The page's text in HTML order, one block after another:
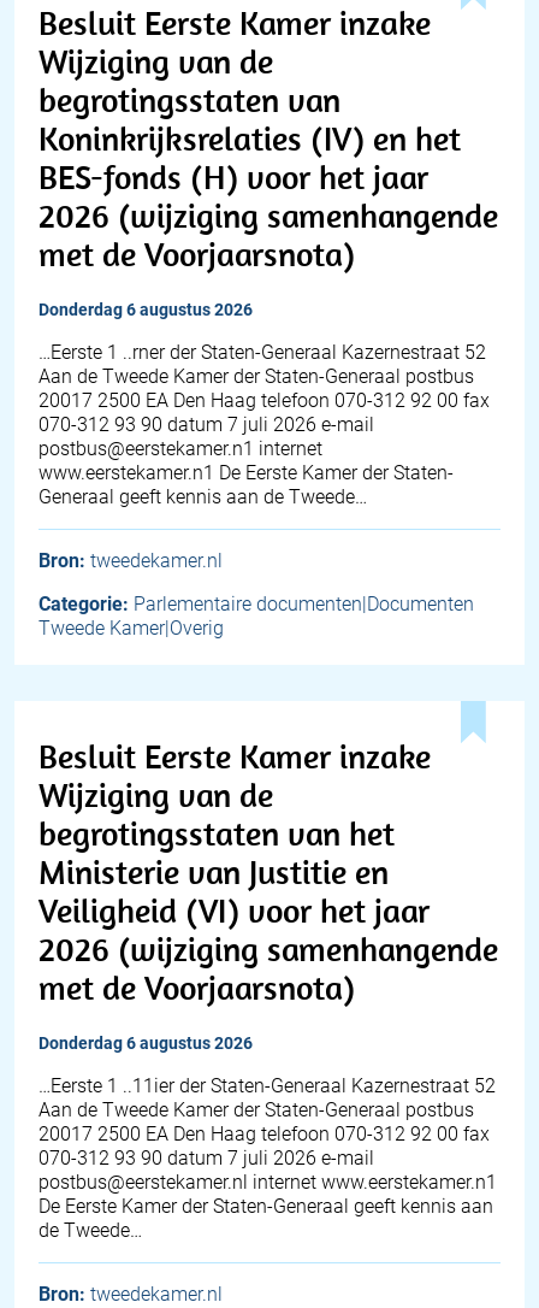
Besluit Eerste Kamer inzake
Wijziging van de
begrotingsstaten van
Koninkrijksrelaties (IV) en het
BES-fonds (H) voor het jaar
2026 (wijziging samenhangende
met de Voorjaarsnota)
donderdag 6 augustus 2026
…Eerste 1 ..rner der Staten-Generaal Kazernestraat 52
Aan de Tweede Kamer der Staten-Generaal postbus
20017 2500 EA Den Haag telefoon 070-312 92 00 fax
070-312 93 90 datum 7 juli 2026 e-mail
postbus@eerstekamer.n1 internet
www.eerstekamer.n1 De Eerste Kamer der Staten-
Generaal geeft kennis aan de Tweede…
Bron: tweedekamer.nl
Categorie: Parlementaire documenten|Documenten
Tweede Kamer|Overig
Besluit Eerste Kamer inzake
Wijziging van de
begrotingsstaten van het
Ministerie van Justitie en
Veiligheid (VI) voor het jaar
2026 (wijziging samenhangende
met de Voorjaarsnota)
donderdag 6 augustus 2026
…Eerste 1 ..11ier der Staten-Generaal Kazernestraat 52
Aan de Tweede Kamer der Staten-Generaal postbus
20017 2500 EA Den Haag telefoon 070-312 92 00 fax
070-312 93 90 datum 7 juli 2026 e-mail
postbus@eerstekamer.nl internet www.eerstekamer.n1
De Eerste Kamer der Staten-Generaal geeft kennis aan
de Tweede…
Bron: tweedekamer.nl